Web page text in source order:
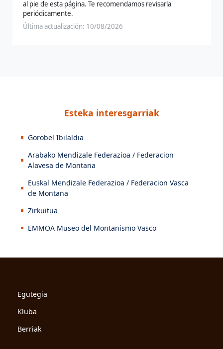
al pie de esta página. Te recomendamos revisarla
periódicamente.
Última actualización: 10/08/2026
Esteka interesgarriak
Gorobel Ibilaldia
Arabako Mendizale Federazioa / Federacion
Alavesa de Montana
Euskal Mendizale Federazioa / Federacion Vasca
de Montana
Zirkuitua
EMMOA Museo del Montanismo Vasco
Egutegia
Kluba
Berriak